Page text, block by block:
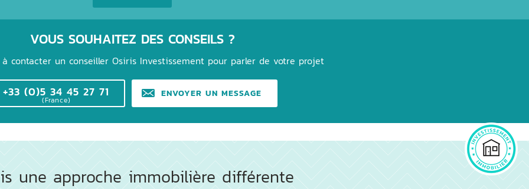
VOUS SOUHAITEZ DES CONSEILS ?
contacter un conseiller Osiris Investissement pour parler de votre projet
+33 (0)5 34 45 27 71
(France)
ENVOYER UN MESSAGE
une approche immobilière différente